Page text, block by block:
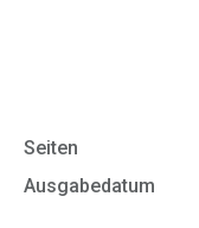
Seiten
Ausgabedatum